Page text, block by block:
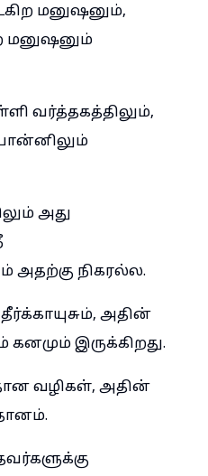
மனுஷனும்,
மனுஷனும்
வர்த்தகத்திலும்,
அது
அதற்கு நிகரல்ல.
அதின்
இருக்கிறது.
வழிகள், அதின்